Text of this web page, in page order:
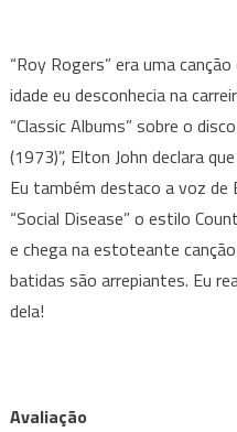
“Roy Rogers” era uma
idade eu desconhecia na
“Classic Albums” sobre o
(1973)”, Elton John declara
Eu também destaco a voz de
“Social Disease” o estilo
e chega na estoteante
batidas são arrepiantes. Eu
dela!
Avaliação